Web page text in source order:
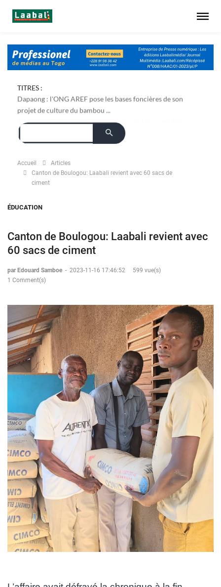
TITRES :
Dapaong : l'ONG AREF pose les bases foncières de son
projet de culture du bambou ...
Accueil
Articles
Canton de Boulogou: Laabali revient avec 60 sacs de
ciment
ÉDUCATION
Canton de Boulogou: Laabali revient avec
60 sacs de ciment
par Edouard Samboe - 2023-11-16 17:46:52
599 vue(s)
1 Comment(s)